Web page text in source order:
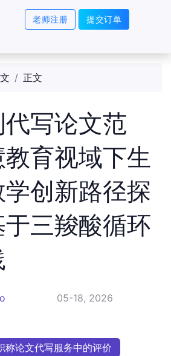
老师注册 提交订单
正文
写论文范
育视域下生
创新路径探
三羧酸循环
05-18, 2026
称论文代写服务中的评价